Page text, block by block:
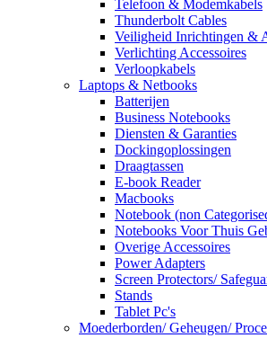
Telefoon & Modemkabels
Thunderbolt Cables
Veiligheid Inrichtingen &
Verlichting Accessoires
Verloopkabels
Laptops & Netbooks
Batterijen
Business Notebooks
Diensten & Garanties
Dockingoplossingen
Draagtassen
E-book Reader
Macbooks
Notebook (non
Notebooks Voor Thuis
Overige Accessoires
Power Adapters
Screen Protectors/
Stands
Tablet Pc's
Moederborden/ Geheugen/